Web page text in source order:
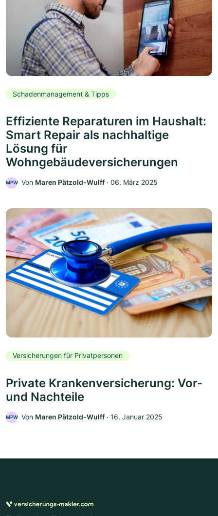
Schadenmanagement & Tipps
Effiziente Reparaturen im Haushalt:
Smart Repair als nachhaltige
Lösung für
Wohngebäudeversicherungen
MPW Von Maren Pätzold-Wulff ‧ 06. März 2025
Versicherungen für Privatpersonen
Private Krankenversicherung: Vor-
und Nachteile
MPW Von Maren Pätzold-Wulff ‧ 16. Januar 2025